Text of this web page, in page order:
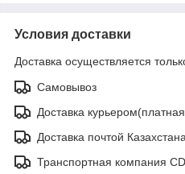
Условия доставки
Доставка осуществляется
Самовывоз
Доставка
Доставка почтой Казахстана
Транспортная компания